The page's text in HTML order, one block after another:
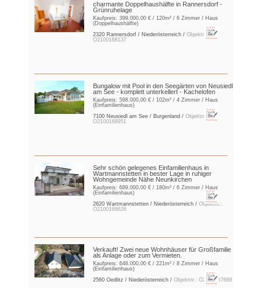
charmante Doppelhaushälfte in Rannersdorf -
Grünruhelage
Kaufpreis: 399.000,00 € / 120m² / 6 Zimmer / Haus
(Doppelhaushälfte)
2320 Rannersdorf / Niederösterreich / Objektnr.:
O2100168137
Bungalow mit Pool in den Seegärten von Neusiedl
am See - komplett unterkellert - Kachelofen
Kaufpreis: 598.000,00 € / 102m² / 4 Zimmer / Haus
(Einfamilienhaus)
7100 Neusiedl am See / Burgenland / Objektnr.:
O2100168951
Sehr schön gelegenes Einfamilienhaus in
Wartmannstetten in bester Lage in ruhiger
Wohngemeinde Nähe Neunkirchen
Kaufpreis: 689.000,00 € / 180m² / 6 Zimmer / Haus
(Einfamilienhaus)
2620 Wartmannstetten / Niederösterreich / Objektnr.:
O2100168626
Verkauft! Zwei neue Wohnhäuser für Großfamilie
als Anlage oder zum Vermieten.
Kaufpreis: 648.000,00 € / 221m² / 8 Zimmer / Haus
(Einfamilienhaus)
2560 Oedlitz / Niederösterreich / Objektnr.: O2100167668